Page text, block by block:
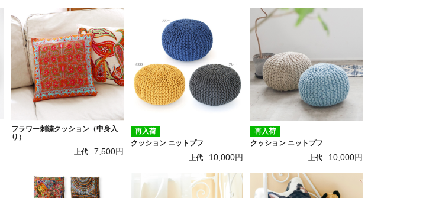
フラワー刺繍クッション（中身入
り）
上代
7,500円
再入荷
クッション ニットプフ
上代
10,000円
再入荷
クッション ニットプフ
上代
10,000円